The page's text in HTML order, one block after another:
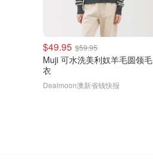
$49.95 $59.95
Muji 可水洗美利奴羊毛圆领毛
衣
Dealmoon澳新省钱快报